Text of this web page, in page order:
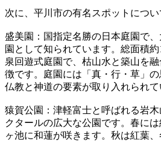
次に、平川市の有名スポットについ
盛美園：国指定名勝の日本庭園で
園として知られています。総面積
泉回遊式庭園で、枯山水と築山を
徴です。庭園には「真・行・草」の
仏教と神道の要素が取り入れられて
猿賀公園：津軽富士と呼ばれる岩
クタールの広大な公園です。春に
ヶ池に和蓮が咲きます。秋は紅葉